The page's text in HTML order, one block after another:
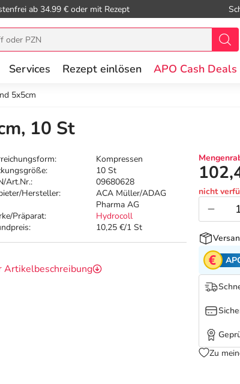
ab 34.99 € oder mit Rezept
Services Rezept einlösen APO Cash Deals
5x5cm
10 St
Kompressen
10 St
Art.Nr.:
09680628
Hersteller:
ACA Müller/ADAG
Pharma AG
Präparat:
Hydrocoll
10,25 €/1 St
Artikelbeschreibung
nicht
Zu